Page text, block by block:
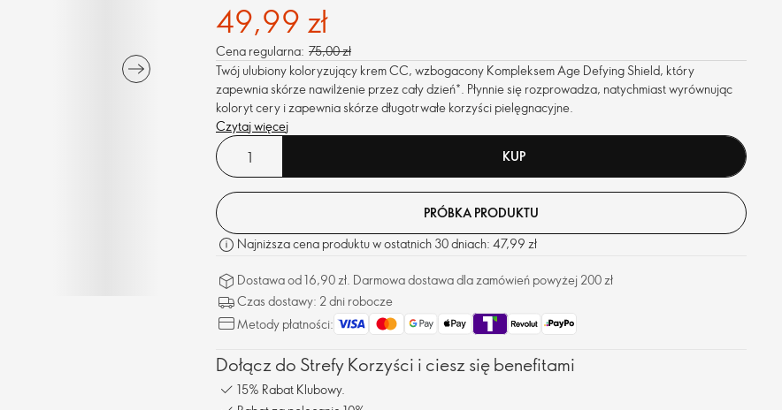
49,99 zł
Cena regularna: 75,00 zł
Twój ulubiony koloryzujący krem CC, wzbogacony Kompleksem Age Defying Shield, który
zapewnia skórze nawilżenie przez cały dzień*. Płynnie się rozprowadza, natychmiast wyrównując
koloryt cery i zapewnia skórze długotrwałe korzyści pielęgnacyjne.
Czytaj więcej
KUP
PRÓBKA PRODUKTU
Najniższa cena produktu w ostatnich 30 dniach: 47,99 zł
Dostawa od 16,90 zł. Darmowa dostawa dla zamówień powyżej 200 zł
Czas dostawy: 2 dni robocze
Metody płatności:
Dołącz do Strefy Korzyści i ciesz się benefitami
15% Rabat Klubowy.